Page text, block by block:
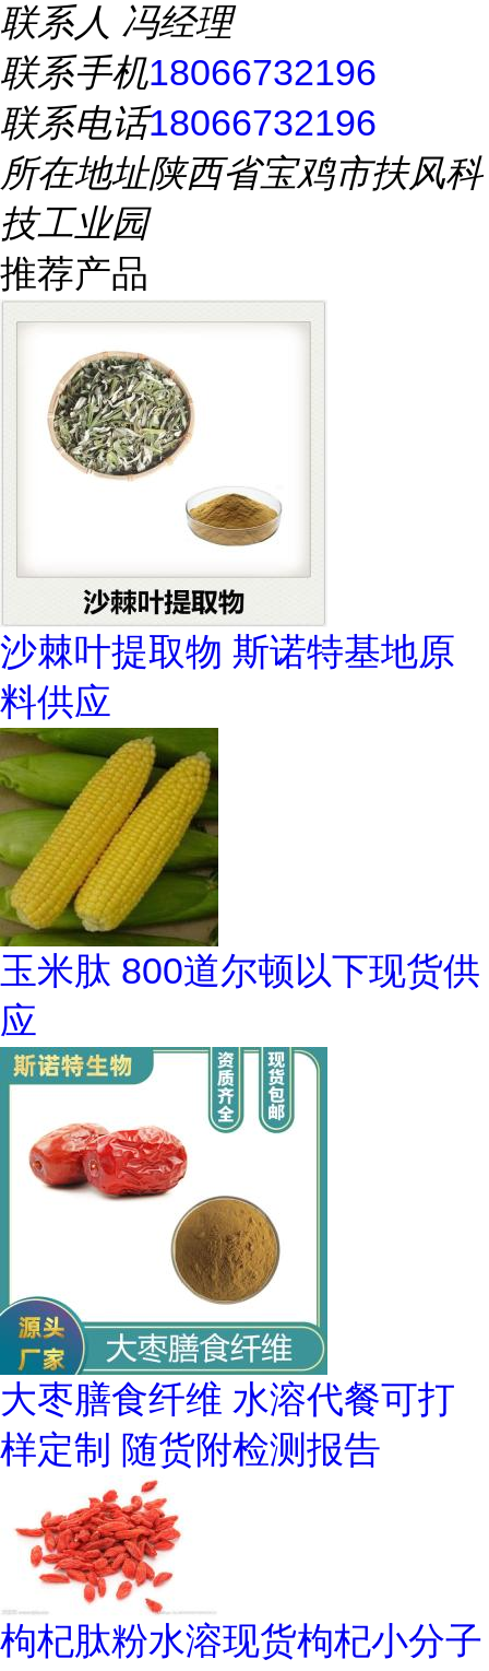
联系人 冯经理
联系手机18066732196
联系电话18066732196
所在地址陕西省宝鸡市扶风科
技工业园
推荐产品
沙棘叶提取物 斯诺特基地原
料供应
玉米肽 800道尔顿以下现货供
应
大枣膳食纤维 水溶代餐可打
样定制 随货附检测报告
枸杞肽粉水溶现货枸杞小分子